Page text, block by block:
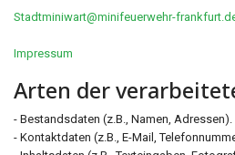
Stadtminiwart@minifeuerwehr-
Impressum
Arten der
- Bestandsdaten (z.B., Namen, Adressen).
- Kontaktdaten (z.B., E-Mail,